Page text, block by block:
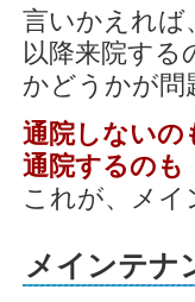
言いかえれば
以降来院する
かどうかが問
通院しないの
通院するのも
これが、メ
メインテナ